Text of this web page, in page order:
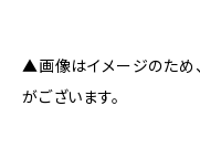
▲画像はイメージのため
がございます。